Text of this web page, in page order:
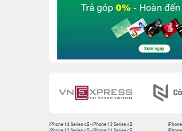
iPhone 14 Series cũ -iPhone 13 Series cũ